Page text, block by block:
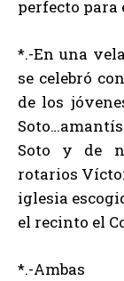
perfecto para
*.-En una
se celebró
de los
Soto y de
rotarios
iglesia
el recinto el
*.-Ambas